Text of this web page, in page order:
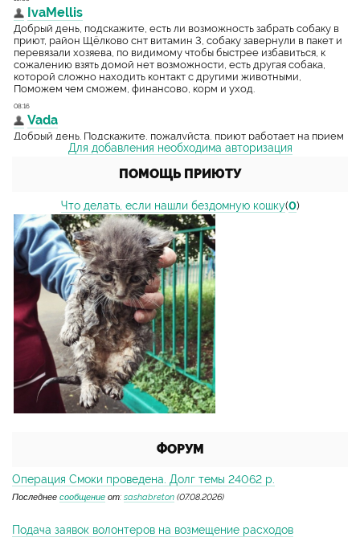
Для добавления необходима авторизация
ПОМОЩЬ ПРИЮТУ
Что делать, если нашли бездомную кошку(0)
ФОРУМ
Операция Смоки проведена. Долг темы 24062 р.
Последнее сообщение от: sashabreton (07.08.2026)
Подача заявок волонтеров на возмещение расходов